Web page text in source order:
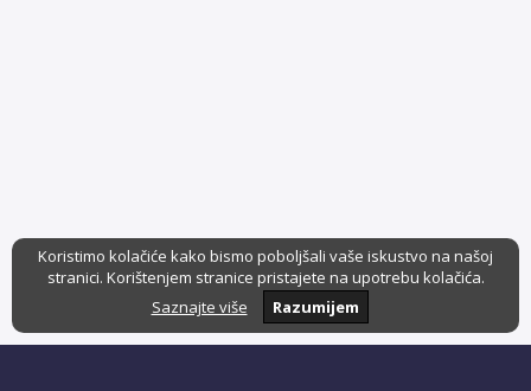
Koristimo kolačiće kako bismo poboljšali vaše iskustvo na našoj
stranici. Korištenjem stranice pristajete na upotrebu kolačića.
Saznajte više
Razumijem